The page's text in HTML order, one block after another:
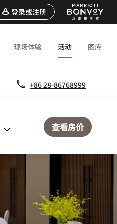
登录或注册
现场体验 活动 图库
+86 28-86768999
查看房价